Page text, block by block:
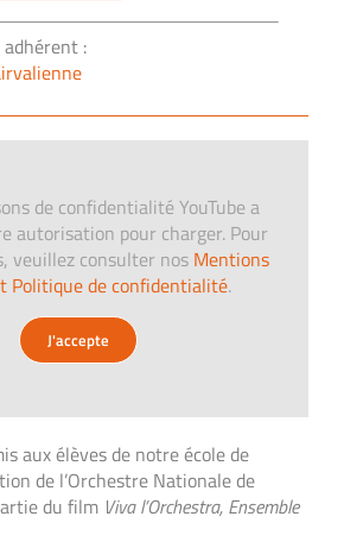
:
de confidentialité YouTube a
autorisation pour charger. Pour
veuillez consulter nos Mentions
Politique de confidentialité.
J'accepte
aux élèves de notre école de
de l’Orchestre Nationale de
du film Viva l’Orchestra, Ensemble